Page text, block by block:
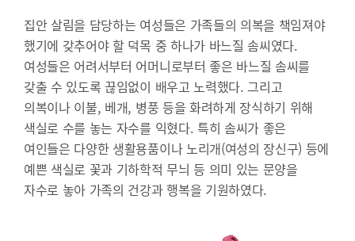
집안 살림을 담당하는 여성들은 가족들의 의복을 책임져야
했기에 갖추어야 할 덕목 중 하나가 바느질 솜씨였다.
여성들은 어려서부터 어머니로부터 좋은 바느질 솜씨를
갖출 수 있도록 끊임없이 배우고 노력했다. 그리고
의복이나 이불, 베개, 병풍 등을 화려하게 장식하기 위해
색실로 수를 놓는 자수를 익혔다. 특히 솜씨가 좋은
여인들은 다양한 생활용품이나 노리개(여성의 장신구) 등에
예쁜 색실로 꽃과 기하학적 무늬 등 의미 있는 문양을
자수로 놓아 가족의 건강과 행복을 기원하였다.